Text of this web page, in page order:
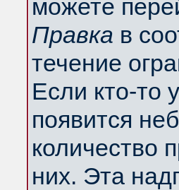
можете
Правка в
течение
Если кто-то
появится
количество
них. Эта